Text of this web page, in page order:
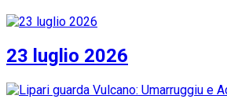
23 luglio 2026